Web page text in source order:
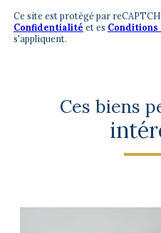
Ce site est protégé par
Confidentialité et es
s'appliquent.
Ces biens